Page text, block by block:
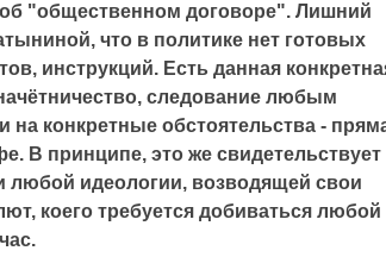
"общественном договоре". Лишний
что в политике нет готовых
инструкций. Есть данная
следование любым
на конкретные обстоятельства -
В принципе, это же свидетельствует
любой идеологии, возводящей свои
коего требуется добиваться любой